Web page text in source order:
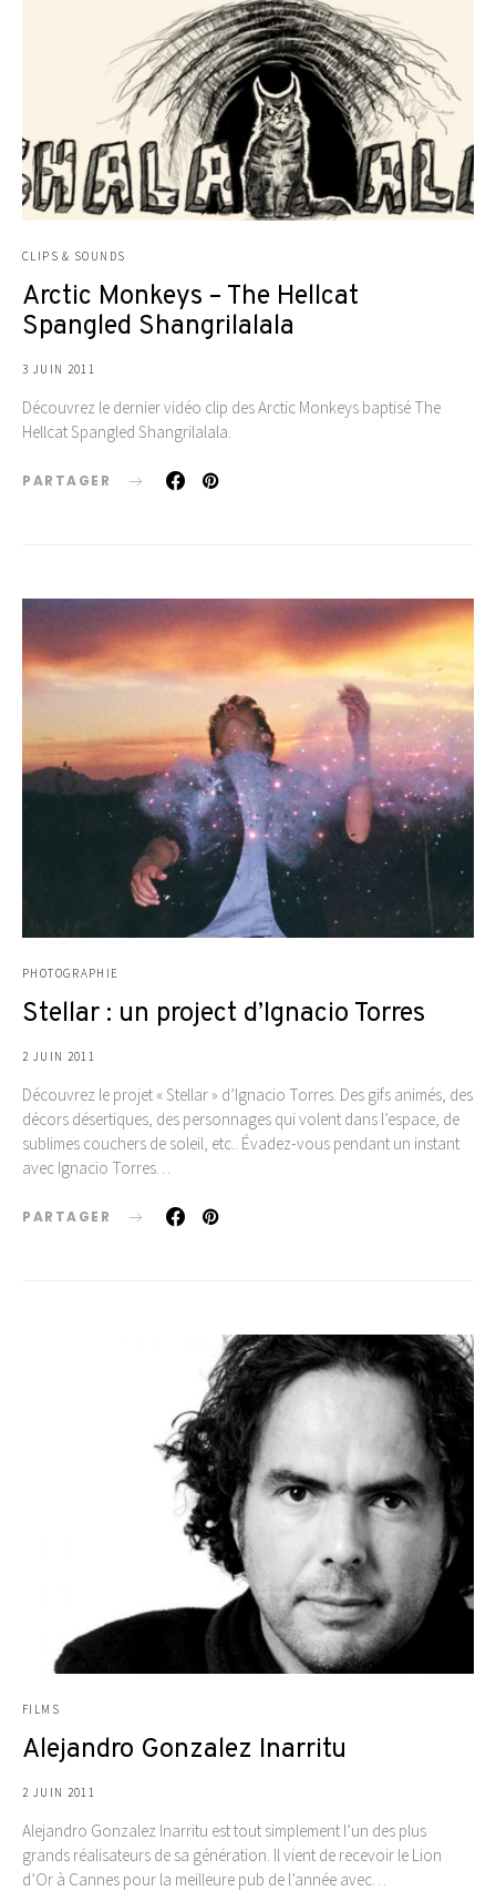
CLIPS & SOUNDS
Arctic Monkeys – The Hellcat
Spangled Shangrilalala
3 JUIN 2011
Découvrez le dernier vidéo clip des Arctic Monkeys baptisé The
Hellcat Spangled Shangrilalala.
PARTAGER
PHOTOGRAPHIE
Stellar : un project d’Ignacio Torres
2 JUIN 2011
Découvrez le projet « Stellar » d’Ignacio Torres. Des gifs animés, des
décors désertiques, des personnages qui volent dans l’espace, de
sublimes couchers de soleil, etc.. Évadez-vous pendant un instant
avec Ignacio Torres…
PARTAGER
FILMS
Alejandro Gonzalez Inarritu
2 JUIN 2011
Alejandro Gonzalez Inarritu est tout simplement l’un des plus
grands réalisateurs de sa génération. Il vient de recevoir le Lion
d’Or à Cannes pour la meilleure pub de l’année avec…